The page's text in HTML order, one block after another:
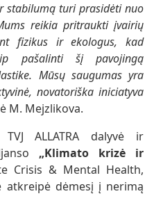
stabilumą turi prasidėti nuo
reikia pritraukti įvairių
fizikus ir ekologus, kad
pašalinti šį pavojingą
Mūsų saugumas yra
novatoriška iniciatyva
M. Mejzlikova.
TVJ ALLATRA dalyvė ir
„Klimato krizė ir
Crisis & Mental Health,
atkreipė dėmesį į nerimą